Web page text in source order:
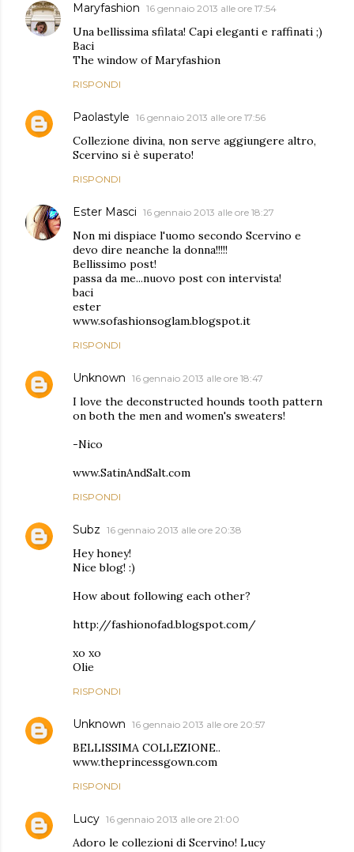
Maryfashion 16 gennaio 2013 alle ore 17:54
Una bellissima sfilata! Capi eleganti e raffinati ;)
Baci
The window of Maryfashion
RISPONDI
Paolastyle 16 gennaio 2013 alle ore 17:56
Collezione divina, non serve aggiungere altro,
Scervino si è superato!
RISPONDI
Ester Masci 16 gennaio 2013 alle ore 18:27
Non mi dispiace l'uomo secondo Scervino e
devo dire neanche la donna!!!!!
Bellissimo post!
passa da me...nuovo post con intervista!
baci
ester
www.sofashionsoglam.blogspot.it
RISPONDI
Unknown 16 gennaio 2013 alle ore 18:47
I love the deconstructed hounds tooth pattern
on both the men and women's sweaters!
-Nico
www.SatinAndSalt.com
RISPONDI
Subz 16 gennaio 2013 alle ore 20:38
Hey honey!
Nice blog! :)
How about following each other?
http://fashionofad.blogspot.com/
xo xo
Olie
RISPONDI
Unknown 16 gennaio 2013 alle ore 20:57
BELLISSIMA COLLEZIONE..
www.theprincessgown.com
RISPONDI
Lucy 16 gennaio 2013 alle ore 21:00
Adoro le collezioni di Scervino! Lucy